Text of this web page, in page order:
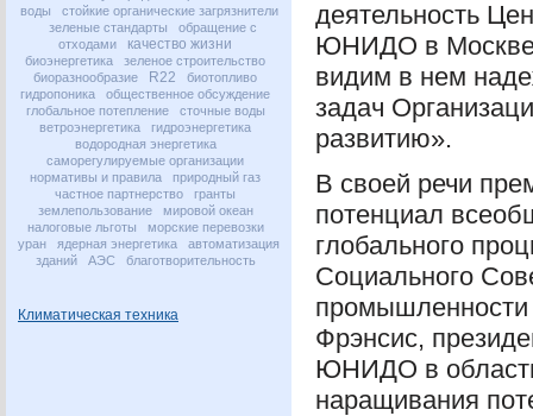
воды
стойкие органические загрязнители
зеленые стандарты
обращение с
отходами
качество жизни
биоэнергетика
зеленое строительство
биоразнообразие
R22
биотопливо
гидропоника
общественное обсуждение
глобальное потепление
сточные воды
ветроэнергетика
гидроэнергетика
водородная энергетика
саморегулируемые организации
нормативы и правила
природный газ
частное партнерство
гранты
землепользование
мировой океан
налоговые льготы
морские перевозки
уран
ядерная энергетика
автоматизация
зданий
АЭС благотворительность
Климатическая техника
деятельность
ЮНИДО в
видим в нем
задач
развитию».
В своей речи
потенциал
глобального
Социального
промышленности
Фрэнсис,
ЮНИДО в
наращивания